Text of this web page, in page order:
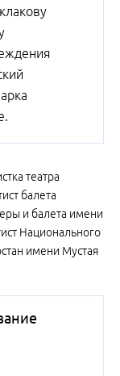
театра
балета
и балета имени
Национального
имени Мустая